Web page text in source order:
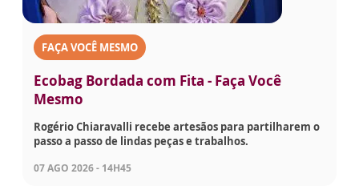
FAÇA VOCÊ MESMO
Ecobag Bordada com Fita - Faça Você
Mesmo
Rogério Chiaravalli recebe artesãos para partilharem o
passo a passo de lindas peças e trabalhos.
07 AGO 2026 - 14H45